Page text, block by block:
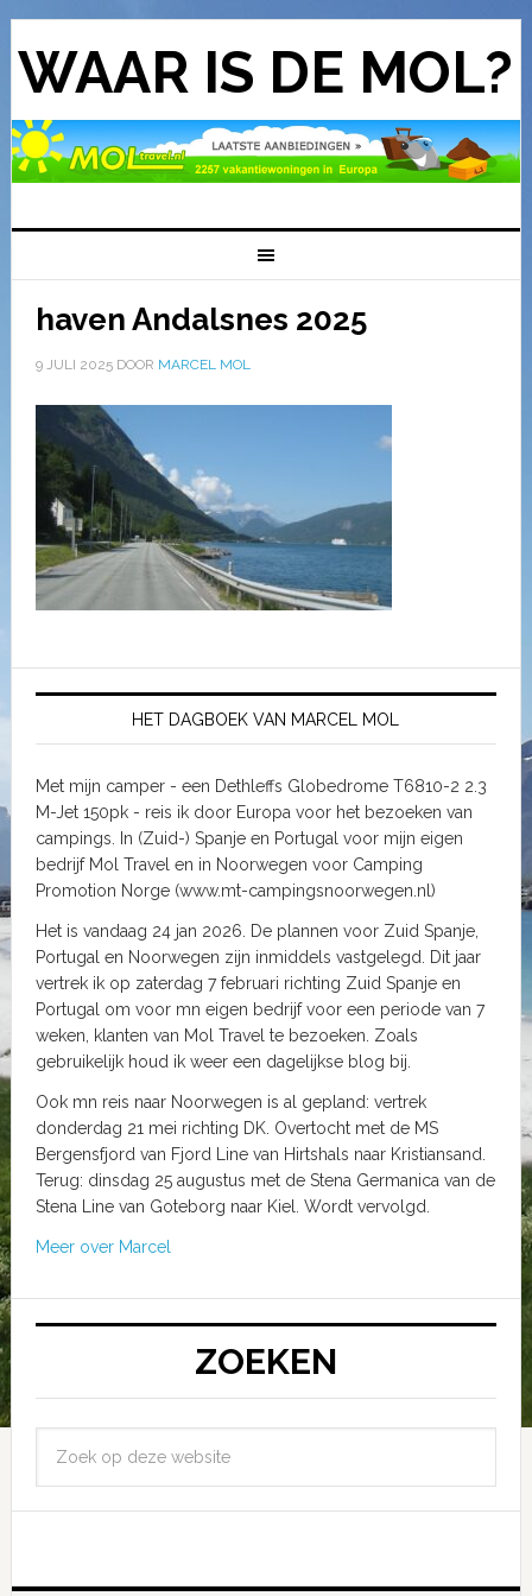
WAAR IS DE MOL?
haven Andalsnes 2025
9 JULI 2025DOOR MARCEL MOL
HET DAGBOEK VAN MARCEL MOL
Met mijn camper - een Dethleffs Globedrome T6810-2 2.3
M-Jet 150pk - reis ik door Europa voor het bezoeken van
campings. In (Zuid-) Spanje en Portugal voor mijn eigen
bedrijf Mol Travel en in Noorwegen voor Camping
Promotion Norge (www.mt-campingsnoorwegen.nl)
Het is vandaag 24 jan 2026. De plannen voor Zuid Spanje,
Portugal en Noorwegen zijn inmiddels vastgelegd. Dit jaar
vertrek ik op zaterdag 7 februari richting Zuid Spanje en
Portugal om voor mn eigen bedrijf voor een periode van 7
weken, klanten van Mol Travel te bezoeken. Zoals
gebruikelijk houd ik weer een dagelijkse blog bij.
Ook mn reis naar Noorwegen is al gepland: vertrek
donderdag 21 mei richting DK. Overtocht met de MS
Bergensfjord van Fjord Line van Hirtshals naar Kristiansand.
Terug: dinsdag 25 augustus met de Stena Germanica van de
Stena Line van Goteborg naar Kiel. Wordt vervolgd.
Meer over Marcel
ZOEKEN